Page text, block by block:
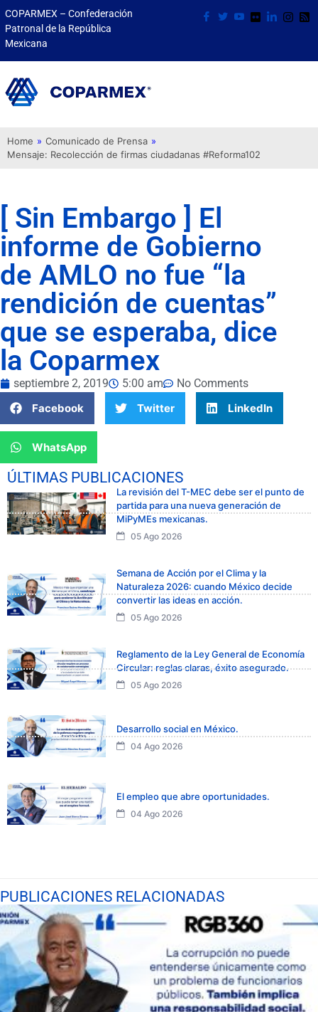
COPARMEX – Confederación
Patronal de la República
Mexicana
Home » Comunicado de Prensa »
Mensaje: Recolección de firmas ciudadanas #Reforma102
[ Sin Embargo ] El
informe de Gobierno
de AMLO no fue “la
rendición de cuentas”
que se esperaba, dice
la Coparmex
septiembre 2, 2019 5:00 am
No Comments
Facebook
Twitter LinkedIn
WhatsApp
ÚLTIMAS PUBLICACIONES
La revisión del T-MEC debe ser el punto de
partida para una nueva generación de
MiPyMEs mexicanas.
05 Ago 2026
Semana de Acción por el Clima y la
Naturaleza 2026: cuando México decide
convertir las ideas en acción.
05 Ago 2026
Reglamento de la Ley General de Economía
Circular: reglas claras, éxito asegurado.
05 Ago 2026
Desarrollo social en México.
04 Ago 2026
El empleo que abre oportunidades.
04 Ago 2026
PUBLICACIONES RELACIONADAS